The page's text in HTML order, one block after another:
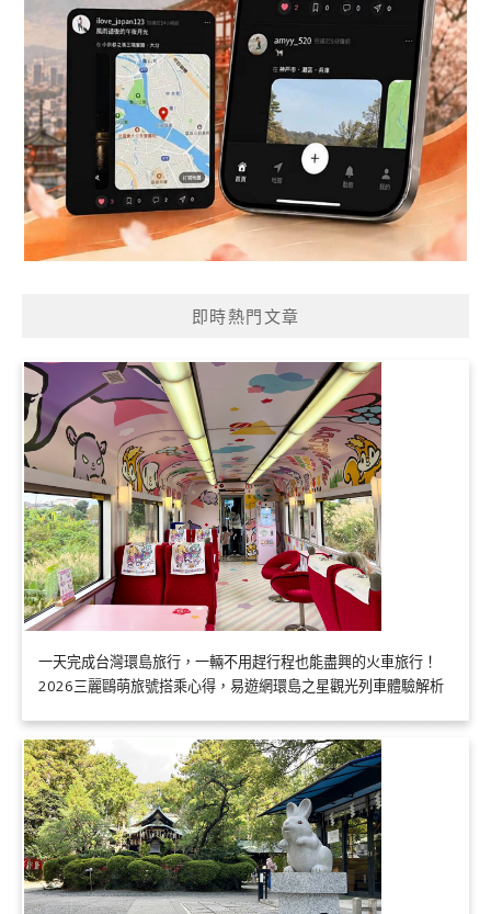
即時熱門文章
一天完成台灣環島旅行，一輛不用趕行程也能盡興的火車旅行！
2026三麗鷗萌旅號搭乘心得，易遊網環島之星觀光列車體驗解析